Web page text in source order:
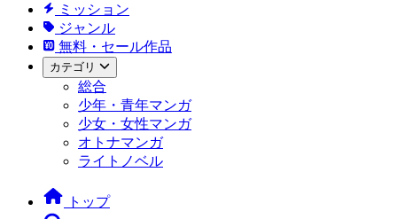
ミッション
ジャンル
無料・セール作品
カテゴリ
総合
少年・青年マンガ
少女・女性マンガ
オトナマンガ
ライトノベル
トップ